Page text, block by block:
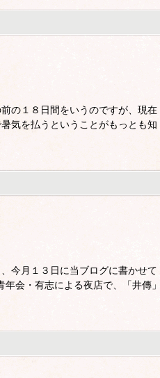
の１８日間をいうのですが、現在
気を払うということがもっとも知
今月１３日に当ブログに書かせて
会・有志による夜店で、「井傳」